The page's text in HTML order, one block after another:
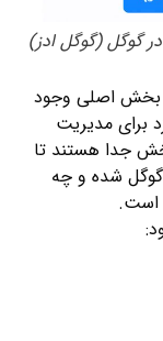
گوگل (گوگل ادز)
بخش اصلی وجود
برای مدیریت
جدا هستند تا
گوگل شده و چه
است.